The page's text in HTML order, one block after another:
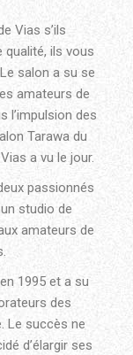
Vias s’ils
qualité, ils vous
salon a su se
amateurs de
l’impulsion des
Tarawa du
a vu le jour.
passionnés
studio de
amateurs de
1995 et a su
des
Le succès ne
d’élargir ses